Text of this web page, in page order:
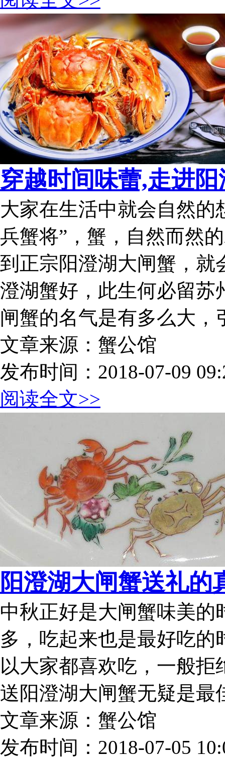
穿越时间味蕾,走进
大家在生活中就会自然的
兵蟹将”，蟹，自然而然
到正宗阳澄湖大闸蟹，就
澄湖蟹好，此生何必留苏
闸蟹的名气是有多么大
文章来源：蟹公馆
发布时间：2018-07-09
阅读全文>>
阳澄湖大闸蟹送礼的
中秋正好是大闸蟹味美
多，吃起来也是最好吃
以大家都喜欢吃，一般
送阳澄湖大闸蟹无疑是
文章来源：蟹公馆
发布时间：2018-07-05